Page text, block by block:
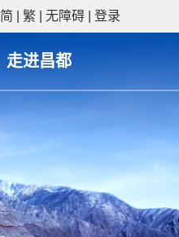
简 繁 无障碍 登录
走进昌都